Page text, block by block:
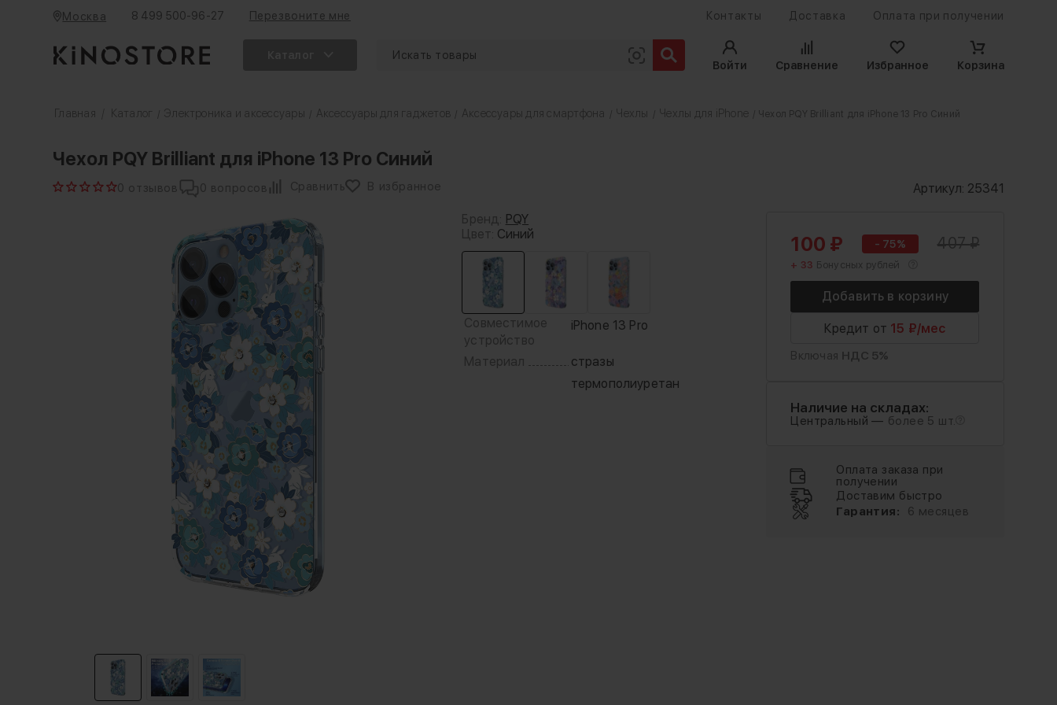
Москва 8 499 500-96-27 Перезвоните мне Контакты Доставка Оплата при получении
Войти
Сравнение Избранное Корзина
Главная Каталог Электроника и аксессуары Аксессуары для гаджетов Аксессуары для смартфона Чехлы Чехлы для iPhone / Чехол PQY Brilliant для iPhone 13 Pro Синий
Чехол PQY Brilliant для iPhone 13 Pro Синий
0 отзывов 0 вопросов Сравнить В избранное Артикул: 25341
Бренд: PQY
Цвет: Синий
Совместимое
устройство
iPhone 13 Pro
Материал
стразы
термополиуретан
100 ₽ - 75% 407₽
+ 33 Бонусных рублей
Кредит от 15 ₽/мес
Включая НДС 5%
Наличие на складах:
Центральный — более 5 шт.
Оплата заказа при
получении
Доставим быстро
Гарантия:
6 месяцев